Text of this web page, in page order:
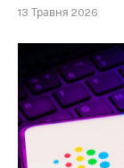
13 Травня 2026